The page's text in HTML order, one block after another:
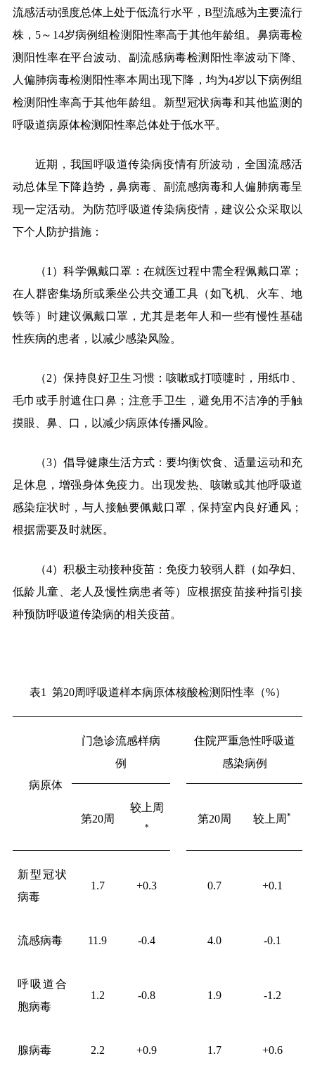
流感活动强度总体上处于低流行水平，B型流感为主要流行
株，5～14岁病例组检测阳性率高于其他年龄组。鼻病毒检
测阳性率在平台波动、副流感病毒检测阳性率波动下降、
人偏肺病毒检测阳性率本周出现下降，均为4岁以下病例组
检测阳性率高于其他年龄组。新型冠状病毒和其他监测的
呼吸道病原体检测阳性率总体处于低水平。
近期，我国呼吸道传染病疫情有所波动，全国流感活
动总体呈下降趋势，鼻病毒、副流感病毒和人偏肺病毒呈
现一定活动。为防范呼吸道传染病疫情，建议公众采取以
下个人防护措施：
（1）科学佩戴口罩：在就医过程中需全程佩戴口罩；
在人群密集场所或乘坐公共交通工具（如飞机、火车、地
铁等）时建议佩戴口罩，尤其是老年人和一些有慢性基础
性疾病的患者，以减少感染风险。
（2）保持良好卫生习惯：咳嗽或打喷嚏时，用纸巾、
毛巾或手肘遮住口鼻；注意手卫生，避免用不洁净的手触
摸眼、鼻、口，以减少病原体传播风险。
（3）倡导健康生活方式：要均衡饮食、适量运动和充
足休息，增强身体免疫力。出现发热、咳嗽或其他呼吸道
感染症状时，与人接触要佩戴口罩，保持室内良好通风；
根据需要及时就医。
（4）积极主动接种疫苗：免疫力较弱人群（如孕妇、
低龄儿童、老人及慢性病患者等）应根据疫苗接种指引接
种预防呼吸道传染病的相关疫苗。
表1 第20周呼吸道样本病原体核酸检测阳性率（%）
病原体
门急诊流感样病
例
住院严重急性呼吸道
感染病例
第20周
较上周
*
第20周 较上周*
新型冠状
病毒
1.7 +0.3 0.7 +0.1
流感病毒 11.9 -0.4 4.0 -0.1
呼吸道合
胞病毒
1.2 -0.8 1.9 -1.2
腺病毒 2.2 +0.9 1.7 +0.6